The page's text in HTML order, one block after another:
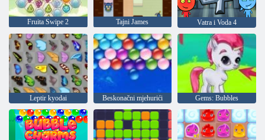
Fruita Swipe 2 Tajni James Vatra i Voda 4
Leptir kyodai Beskonačni mjehurići Gems: Bubbles